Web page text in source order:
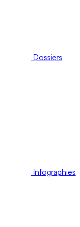
Dossiers
Infographies